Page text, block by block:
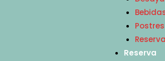
Postres
Reserva